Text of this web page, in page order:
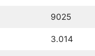
9025
3.014